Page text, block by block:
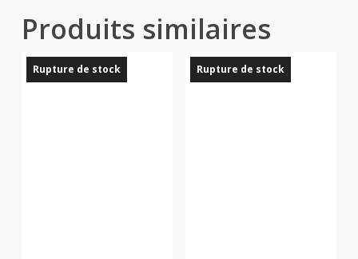
Produits similaires
Rupture de stock Rupture de stock